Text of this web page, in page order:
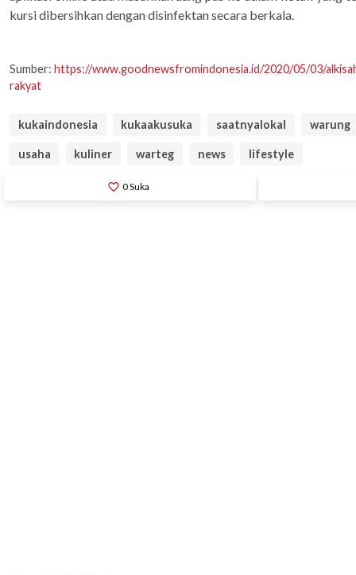
kursi dibersihkan dengan disinfektan secara berkala.
Sumber: https://www.goodnewsfromindonesia.id/2020/05/03/
rakyat
kukaindonesia kukaakusuka saatnyalokal warung
usaha kuliner warteg news lifestyle
favorite_border 0Suka